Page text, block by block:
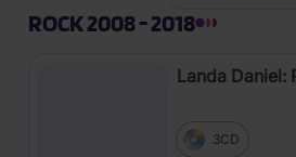
ROCK 2008 - 2018
Landa Daniel:
3CD